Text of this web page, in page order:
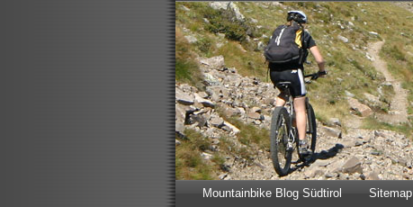
Mountainbike Blog Südtirol Sitemap